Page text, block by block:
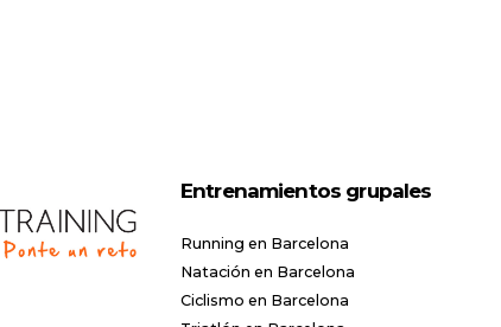
Entrenamientos grupales
Running en Barcelona
Natación en Barcelona
Ciclismo en Barcelona